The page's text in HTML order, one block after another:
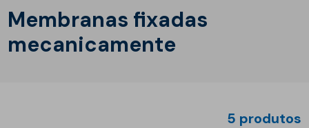
Membranas fixadas
mecanicamente
5 produtos